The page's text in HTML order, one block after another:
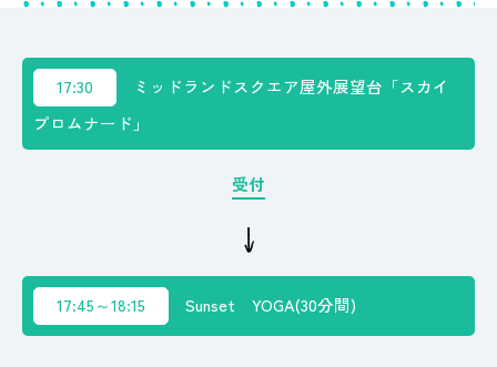
17:30
ミッドランドスクエア屋外展望台「スカイ
プロムナード」
受付
17:45～18:15 Sunset YOGA(30分間)